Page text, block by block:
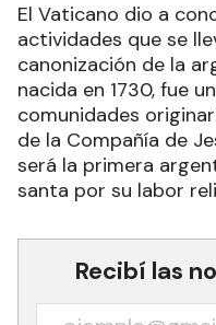
El Vaticano dio a
actividades que se
canonización de la
nacida en 1730, fue
comunidades
de la Compañía de
será la primera
santa por su labor
Recibí las